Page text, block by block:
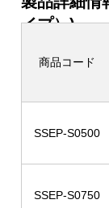
イプ）)
商品コード
SSEP-S0500
SSEP-S0750